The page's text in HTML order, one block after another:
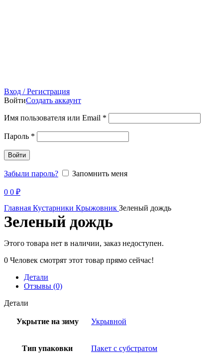
Вход / Регистрация
ВойтиСоздать аккаунт
Имя пользователя или Email *
Пароль *
Войти
Забыли пароль? Запомнить меня
0 0 ₽
Продано
Главная Кустарники Крыжовник Зеленый дождь
Зеленый дождь
Этого товара нет в наличии, заказ недоступен.
0 Человек смотрят этот товар прямо сейчас!
Детали
Отзывы (0)
Детали
Укрытие на зиму Укрывной
Тип упаковки Пакет с субстратом